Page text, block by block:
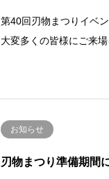
第40回刃物まつりイベ
大変多くの皆様にご来
お知らせ
刃物まつり準備期間